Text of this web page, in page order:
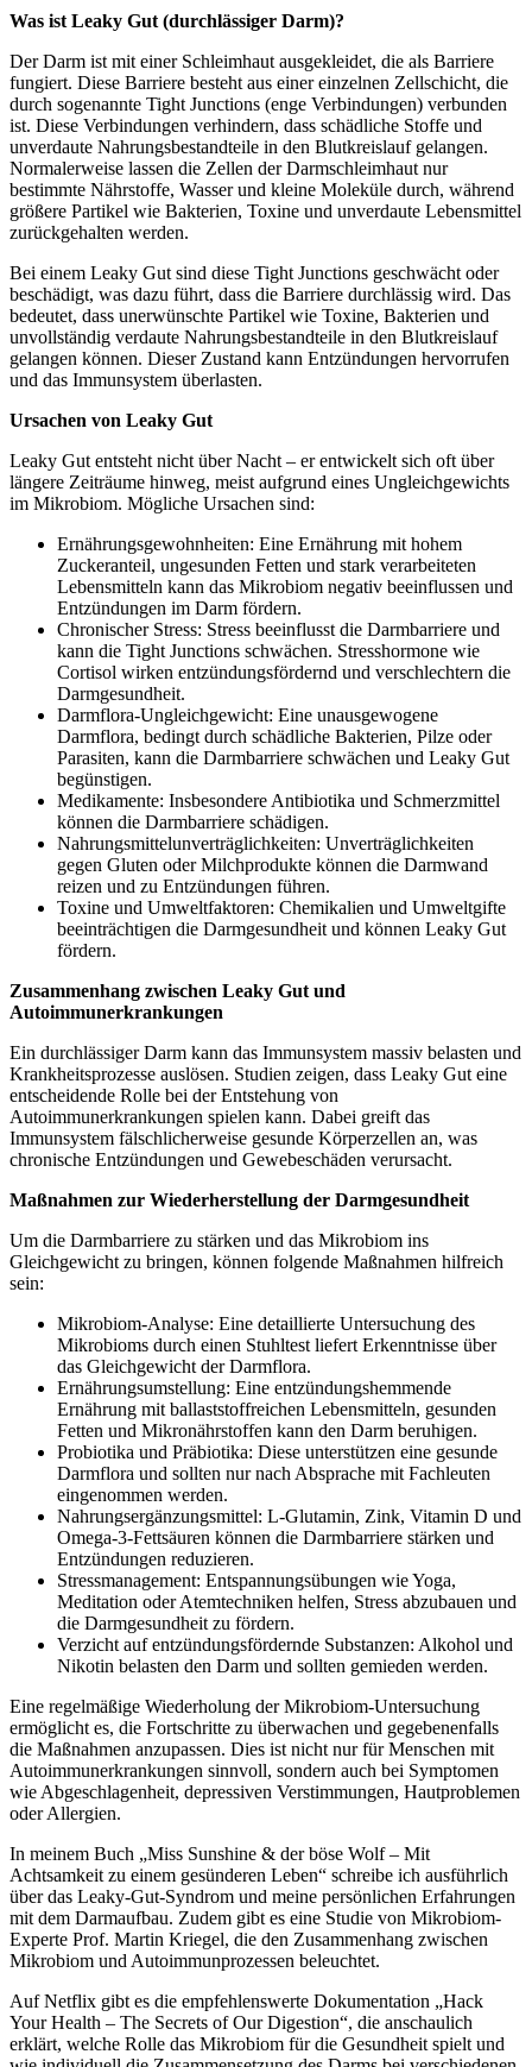
Was ist Leaky Gut (durchlässiger Darm)?
Der Darm ist mit einer Schleimhaut ausgekleidet, die als Barriere
fungiert. Diese Barriere besteht aus einer einzelnen Zellschicht, die
durch sogenannte Tight Junctions (enge Verbindungen) verbunden
ist. Diese Verbindungen verhindern, dass schädliche Stoffe und
unverdaute Nahrungsbestandteile in den Blutkreislauf gelangen.
Normalerweise lassen die Zellen der Darmschleimhaut nur
bestimmte Nährstoffe, Wasser und kleine Moleküle durch, während
größere Partikel wie Bakterien, Toxine und unverdaute Lebensmittel
zurückgehalten werden.
Bei einem Leaky Gut sind diese Tight Junctions geschwächt oder
beschädigt, was dazu führt, dass die Barriere durchlässig wird. Das
bedeutet, dass unerwünschte Partikel wie Toxine, Bakterien und
unvollständig verdaute Nahrungsbestandteile in den Blutkreislauf
gelangen können. Dieser Zustand kann Entzündungen hervorrufen
und das Immunsystem überlasten.
Ursachen von Leaky Gut
Leaky Gut entsteht nicht über Nacht – er entwickelt sich oft über
längere Zeiträume hinweg, meist aufgrund eines Ungleichgewichts
im Mikrobiom. Mögliche Ursachen sind:
Ernährungsgewohnheiten: Eine Ernährung mit hohem
Zuckeranteil, ungesunden Fetten und stark verarbeiteten
Lebensmitteln kann das Mikrobiom negativ beeinflussen und
Entzündungen im Darm fördern.
Chronischer Stress: Stress beeinflusst die Darmbarriere und
kann die Tight Junctions schwächen. Stresshormone wie
Cortisol wirken entzündungsfördernd und verschlechtern die
Darmgesundheit.
Darmflora-Ungleichgewicht: Eine unausgewogene
Darmflora, bedingt durch schädliche Bakterien, Pilze oder
Parasiten, kann die Darmbarriere schwächen und Leaky Gut
begünstigen.
Medikamente: Insbesondere Antibiotika und Schmerzmittel
können die Darmbarriere schädigen.
Nahrungsmittelunverträglichkeiten: Unverträglichkeiten
gegen Gluten oder Milchprodukte können die Darmwand
reizen und zu Entzündungen führen.
Toxine und Umweltfaktoren: Chemikalien und Umweltgifte
beeinträchtigen die Darmgesundheit und können Leaky Gut
fördern.
Zusammenhang zwischen Leaky Gut und
Autoimmunerkrankungen
Ein durchlässiger Darm kann das Immunsystem massiv belasten und
Krankheitsprozesse auslösen. Studien zeigen, dass Leaky Gut eine
entscheidende Rolle bei der Entstehung von
Autoimmunerkrankungen spielen kann. Dabei greift das
Immunsystem fälschlicherweise gesunde Körperzellen an, was
chronische Entzündungen und Gewebeschäden verursacht.
Maßnahmen zur Wiederherstellung der Darmgesundheit
Um die Darmbarriere zu stärken und das Mikrobiom ins
Gleichgewicht zu bringen, können folgende Maßnahmen hilfreich
sein:
Mikrobiom-Analyse: Eine detaillierte Untersuchung des
Mikrobioms durch einen Stuhltest liefert Erkenntnisse über
das Gleichgewicht der Darmflora.
Ernährungsumstellung: Eine entzündungshemmende
Ernährung mit ballaststoffreichen Lebensmitteln, gesunden
Fetten und Mikronährstoffen kann den Darm beruhigen.
Probiotika und Präbiotika: Diese unterstützen eine gesunde
Darmflora und sollten nur nach Absprache mit Fachleuten
eingenommen werden.
Nahrungsergänzungsmittel: L-Glutamin, Zink, Vitamin D und
Omega-3-Fettsäuren können die Darmbarriere stärken und
Entzündungen reduzieren.
Stressmanagement: Entspannungsübungen wie Yoga,
Meditation oder Atemtechniken helfen, Stress abzubauen und
die Darmgesundheit zu fördern.
Verzicht auf entzündungsfördernde Substanzen: Alkohol und
Nikotin belasten den Darm und sollten gemieden werden.
Eine regelmäßige Wiederholung der Mikrobiom-Untersuchung
ermöglicht es, die Fortschritte zu überwachen und gegebenenfalls
die Maßnahmen anzupassen. Dies ist nicht nur für Menschen mit
Autoimmunerkrankungen sinnvoll, sondern auch bei Symptomen
wie Abgeschlagenheit, depressiven Verstimmungen, Hautproblemen
oder Allergien.
In meinem Buch „Miss Sunshine & der böse Wolf – Mit
Achtsamkeit zu einem gesünderen Leben“ schreibe ich ausführlich
über das Leaky-Gut-Syndrom und meine persönlichen Erfahrungen
mit dem Darmaufbau. Zudem gibt es eine Studie von Mikrobiom-
Experte Prof. Martin Kriegel, die den Zusammenhang zwischen
Mikrobiom und Autoimmunprozessen beleuchtet.
Auf Netflix gibt es die empfehlenswerte Dokumentation „Hack
Your Health – The Secrets of Our Digestion“, die anschaulich
erklärt, welche Rolle das Mikrobiom für die Gesundheit spielt und